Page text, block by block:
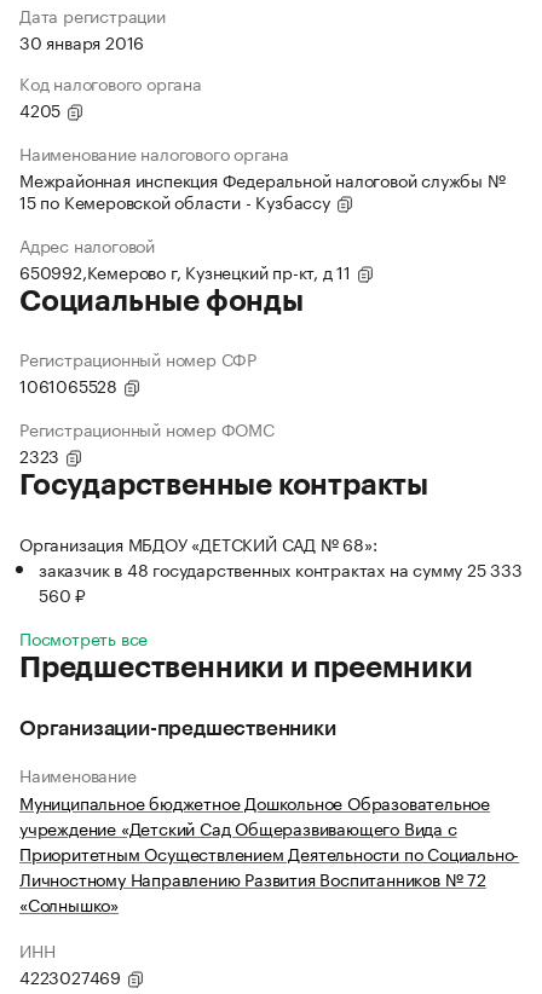
Дата регистрации
30 января 2016
Код налогового органа
4205
Наименование налогового органа
Межрайонная инспекция Федеральной налоговой службы №
15 по Кемеровской области - Кузбассу
Адрес налоговой
650992,Кемерово г, Кузнецкий пр-кт, д 11
Социальные фонды
Регистрационный номер СФР
1061065528
Регистрационный номер ФОМС
2323
Государственные контракты
Организация МБДОУ «ДЕТСКИЙ САД № 68»:
заказчик в 48 государственных контрактах на сумму 25 333
560 ₽
Посмотреть все
Предшественники и преемники
Организации-предшественники
Наименование
Муниципальное бюджетное Дошкольное Образовательное
учреждение «Детский Сад Общеразвивающего Вида с
Приоритетным Осуществлением Деятельности по Социально-
Личностному Направлению Развития Воспитанников № 72
«Солнышко»
ИНН
4223027469